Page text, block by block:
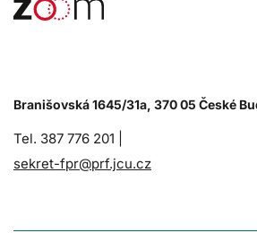
Branišovská 1645/31a, 370 05 České
Tel. 387 776 201 |
sekret-fpr@prf.jcu.cz